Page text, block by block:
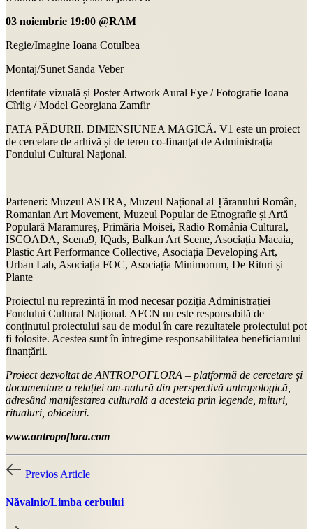
03 noiembrie 19:00 @RAM
Regie/Imagine Ioana Cotulbea
Montaj/Sunet Sanda Veber
Identitate vizuală și Poster Artwork Aural Eye / Fotografie Ioana
Cîrlig / Model Georgiana Zamfir
FATA PĂDURII. DIMENSIUNEA MAGICĂ. V1 este un proiect
de cercetare de arhivă și de teren co-finanţat de Administraţia
Fondului Cultural Naţional.
Parteneri: Muzeul ASTRA, Muzeul Național al Țăranului Român,
Romanian Art Movement, Muzeul Popular de Etnografie și Artă
Populară Maramureș, Primăria Moisei, Radio România Cultural,
ISCOADA, Scena9, IQads, Balkan Art Scene, Asociația Macaia,
Plastic Art Performance Collective, Asociația Developing Art,
Urban Lab, Asociația FOC, Asociația Minimorum, De Rituri și
Plante
Proiectul nu reprezintă în mod necesar poziţia Administrației
Fondului Cultural Național. AFCN nu este responsabilă de
conținutul proiectului sau de modul în care rezultatele proiectului pot
fi folosite. Acestea sunt în întregime responsabilitatea beneficiarului
finanțării.
Proiect dezvoltat de ANTROPOFLORA – platformă de cercetare și
documentare a relației om-natură din perspectivă antropologică,
adresând manifestarea culturală a acesteia prin legende, mituri,
ritualuri, obiceiuri.
www.antropoflora.com
Previos Article
Năvalnic/Limba cerbului